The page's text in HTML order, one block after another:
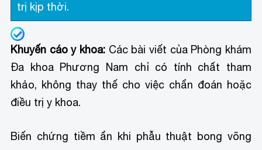
trị kịp thời.
Khuyến cáo y khoa: Các bài viết của Phòng khám
Đa khoa Phương Nam chỉ có tính chất tham
khảo, không thay thế cho việc chẩn đoán hoặc
điều trị y khoa.
Biến chứng tiềm ẩn khi phẫu thuật bong võng